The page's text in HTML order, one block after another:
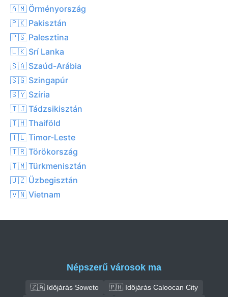
🇦🇲 Örményország
🇵🇰 Pakisztán
🇵🇸 Palesztina
🇱🇰 Srí Lanka
🇸🇦 Szaúd-Arábia
🇸🇬 Szingapúr
🇸🇾 Szíria
🇹🇯 Tádzsikisztán
🇹🇭 Thaiföld
🇹🇱 Timor-Leste
🇹🇷 Törökország
🇹🇲 Türkmenisztán
🇺🇿 Üzbegisztán
🇻🇳 Vietnam
Népszerű városok ma
🇿🇦 Időjárás Soweto
🇵🇭 Időjárás Caloocan City